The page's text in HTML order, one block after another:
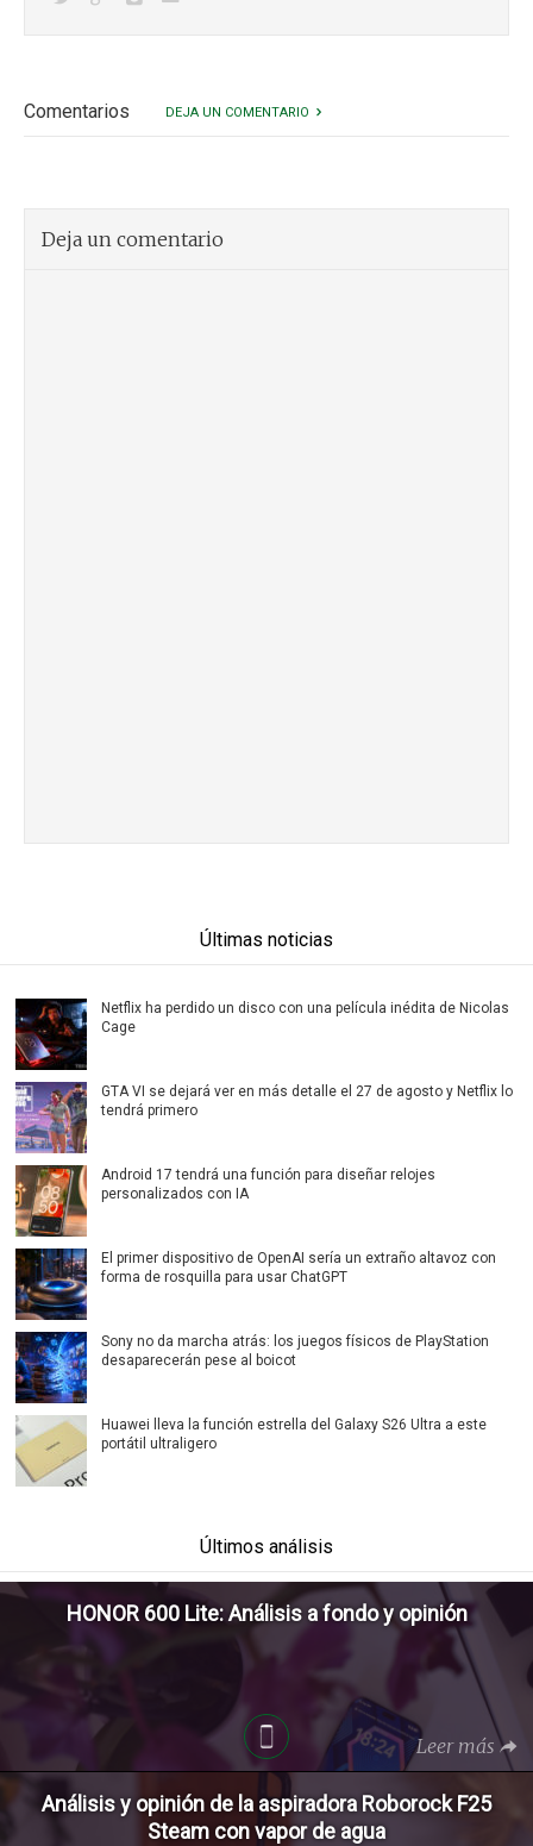
Comentarios DEJA UN COMENTARIO
Deja un comentario
Últimas noticias
Netflix ha perdido un disco con una película inédita de Nicolas
Cage
GTA VI se dejará ver en más detalle el 27 de agosto y Netflix lo
tendrá primero
Android 17 tendrá una función para diseñar relojes
personalizados con IA
El primer dispositivo de OpenAI sería un extraño altavoz con
forma de rosquilla para usar ChatGPT
Sony no da marcha atrás: los juegos físicos de PlayStation
desaparecerán pese al boicot
Huawei lleva la función estrella del Galaxy S26 Ultra a este
portátil ultraligero
Últimos análisis
HONOR 600 Lite: Análisis a fondo y opinión
Leer más
Análisis y opinión de la aspiradora Roborock F25
Steam con vapor de agua